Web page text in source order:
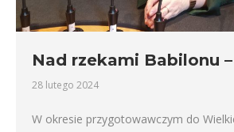
Nad rzekami Babilonu
28 lutego 2024
W okresie przygotowawczym do